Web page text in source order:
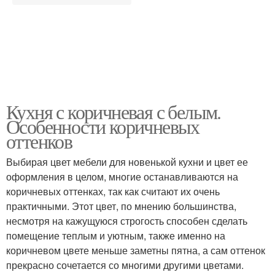
Кухня с коричневая с белым.
Особенности коричневых
оттенков
Выбирая цвет мебели для новенькой кухни и цвет ее
оформления в целом, многие останавливаются на
коричневых оттенках, так как считают их очень
практичными. Этот цвет, по мнению большинства,
несмотря на кажущуюся строгость способен сделать
помещение теплым и уютным, также именно на
коричневом цвете меньше заметны пятна, а сам оттенок
прекрасно сочетается со многими другими цветами.